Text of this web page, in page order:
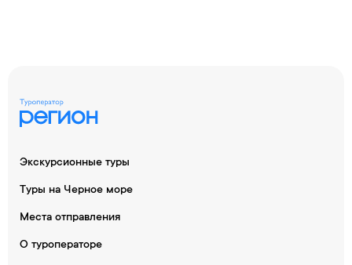
Экскурсионные туры
Туры на Черное море
Места отправления
О туроператоре